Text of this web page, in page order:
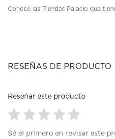
Conoce las Tiendas Palacio que
RESEÑAS DE PRODUCTO
Reseñar este producto
paraparaparaparapara
Sé el primero en revisar este